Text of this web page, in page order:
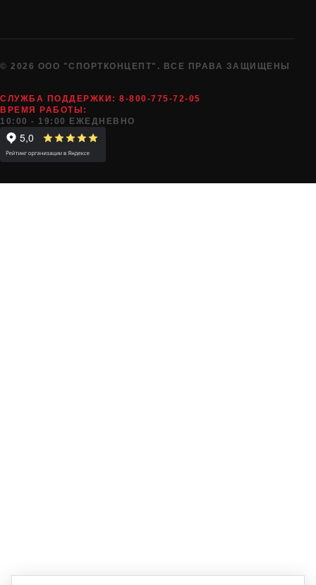
© 2026 ООО "СПОРТКОНЦЕПТ". ВСЕ ПРАВА ЗАЩИЩЕНЫ
СЛУЖБА ПОДДЕРЖКИ: 8-800-775-72-05
ВРЕМЯ РАБОТЫ:
10:00 - 19:00 ЕЖЕДНЕВНО